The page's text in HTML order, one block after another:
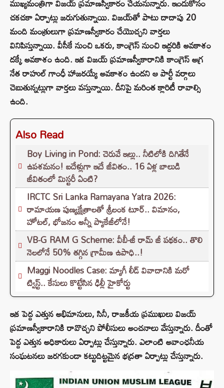
ముఖ్యమంత్రిగా విజయ్ ప్రమాణస్వీకారం చేయనున్నారు. ఇందుకోసం
చకచకా ఏర్పాట్లు జరుగుతున్నాయి. విజయ్‌తో పాటు దాదాపు 20
మంది మంత్రులుగా ప్రమాణస్వీకారం చేయొచ్చని వార్తలు
వినిపిస్తున్నాయి. వీసీకే నుంచి ఒకరు, కాంగ్రెస్ నుంచి ఇద్దరికి అవకాశం
దక్కే అవకాశం ఉంది. ఇక విజయ్ ప్రమాణస్వీకారానికి కాంగ్రెస్ అగ్ర
నేత రాహుల్ గాంధీ హాజరయ్యే అవకాశం ఉందని ఆ పార్టీ వర్గాలు
చెబుతున్నట్లుగా వార్తలు వస్తున్నాయి. దీనిపై మరింత క్లారిటీ రావాల్సి
ఉంది.
Also Read
Boy Living in Pond: చెరువే ఇల్లు.. నీటిలోకి దిగితేనే
ఉపశమనం! ఐదేళ్లుగా ఇదే జీవితం.. 16 ఏళ్ల బాలుడి
జీవితంలో మిస్టరీ ఏంటి?
IRCTC Sri Lanka Ramayana Yatra 2026:
రామాయణ పుణ్యక్షేత్రాలతో శ్రీలంక టూర్.. విమానం,
హోటల్, భోజనం అన్నీ ప్యాకేజీలోనే!
VB-G RAM G Scheme: వీబీ-జీ రామ్ జీ పథకం.. తొలి
నెలలోనే 50% తగ్గిన గ్రామీణ ఉపాధి..!
Maggi Noodles Case: మ్యాగీ లీడ్ వివాదానికి మరో
ట్విస్ట్.. కేసులు కొట్టేసిన ఢిల్లీ హైకోర్టు
ఇక పెద్ద ఎత్తున అభిమానులు, సినీ, రాజకీయ ప్రముఖులు విజయ్
ప్రమాణస్వీకారానికి రావొచ్చని పోలీసులు అంచనాలు వేస్తున్నారు. దీంతో
పెద్ద ఎత్తున అధికారులు ఏర్పాట్లు చేస్తున్నారు. ఎలాంటి అవాంఛనీయ
సంఘటనలు జరగకుండా కట్టుదిట్టమైన భద్రతా ఏర్పాట్లు చేస్తున్నారు.